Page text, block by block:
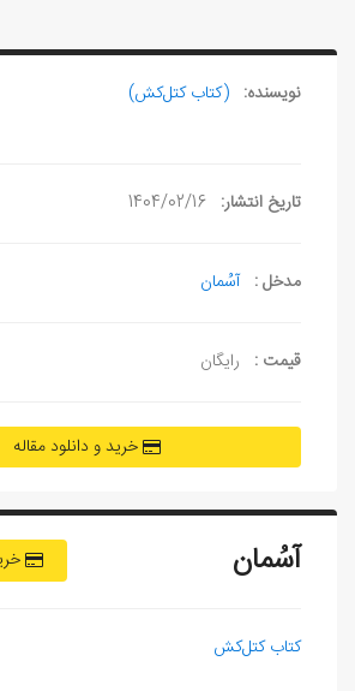
نویسنده: (کتاب کتل‌کش)
تاریخ انتشار: 1404/02/16
مدخل : آسُمان
قیمت : رایگان
خرید و دانلود مقاله
آسُمان
کتاب کتل‌کش